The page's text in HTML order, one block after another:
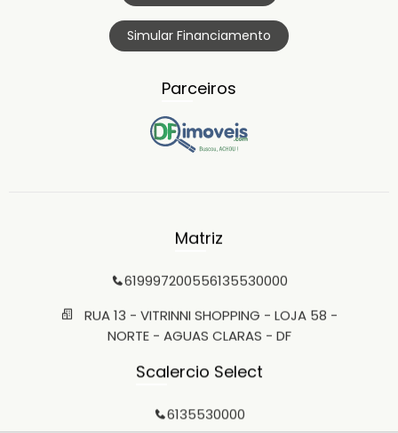
Simular Financiamento
Parceiros
Matriz
619997200556135530000
RUA 13 - VITRINNI SHOPPING - LOJA 58 -
NORTE - AGUAS CLARAS - DF
Scalercio Select
6135530000